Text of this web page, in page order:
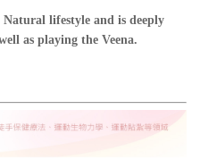
lifestyle and is deeply
as playing the Veena.